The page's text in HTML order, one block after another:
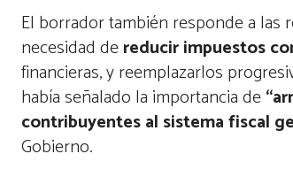
El borrador también responde a las
necesidad dereducir impuestos
financieras, y reemplazarlos
había señalado la importancia de
contribuyentes al sistema fiscal
Gobierno.